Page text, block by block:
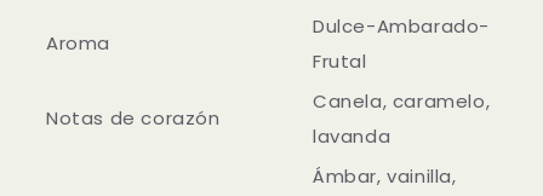
Aroma
Dulce-Ambarado-
Frutal
Notas de corazón
Canela, caramelo,
lavanda
Ámbar, vainilla,